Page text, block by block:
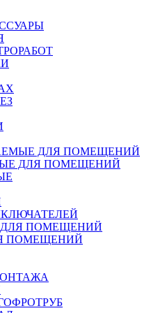
ДЛЯ ПОМЕЩЕНИЙ
ДЛЯ ПОМЕЩЕНИЙ
ДЛЯ ПОМЕЩЕНИЙ
ПОМЕЩЕНИЙ